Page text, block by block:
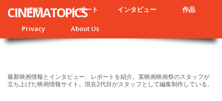
NEWS レポート インタビュー 作品
Privacy About Us
CINEMATOPICS
最新映画情報とインタビュー、レポートを紹介。某映画映画祭のスタッフが
立ち上げた映画情報サイト。現在2代目がスタッフとして編集制作している。